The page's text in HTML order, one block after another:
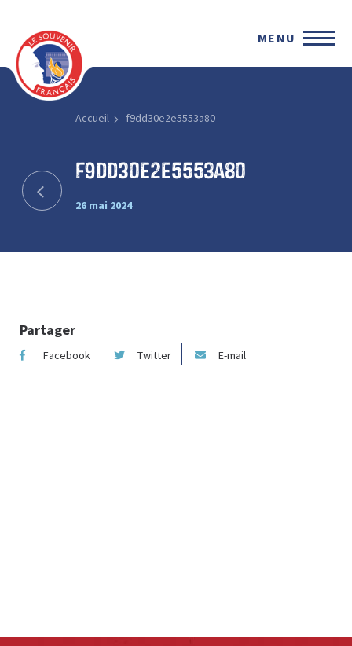
MENU
Accueil f9dd30e2e5553a80
f9dd30e2e5553a80
26 mai 2024
Partager
Facebook Twitter E-mail